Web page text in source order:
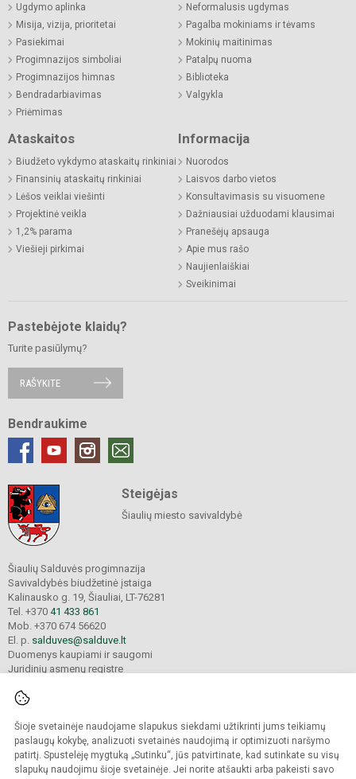
Šioje svetainėje naudojame slapukus siekdami užtikrinti jums teikiamų
paslaugų kokybę, analizuoti svetainės naudojimą ir optimizuoti naršymo
patirtį. Spustelėję mygtuką „Sutinku“, jūs patvirtinate, kad sutinkate su visų
slapukų naudojimu šioje svetainėje. Jei norite atšaukti arba pakeisti savo
Ugdymo aplinka
Misija, vizija, prioritetai
Pasiekimai
Progimnazijos simboliai
Progimnazijos himnas
Bendradarbiavimas
Priėmimas
Neformalusis ugdymas
Pagalba mokiniams ir tėvams
Mokinių maitinimas
Patalpų nuoma
Biblioteka
Valgykla
Ataskaitos
Biudžeto vykdymo ataskaitų rinkiniai
Finansinių ataskaitų rinkiniai
Lėšos veiklai viešinti
Projektinė veikla
1,2% parama
Viešieji pirkimai
Informacija
Nuorodos
Laisvos darbo vietos
Konsultavimasis su visuomene
Dažniausiai užduodami klausimai
Pranešėjų apsauga
Apie mus rašo
Naujienlaiškiai
Sveikinimai
Pastebėjote klaidų?
Turite pasiūlymų?
RAŠYKITE
Bendraukime
Steigėjas
Šiaulių miesto savivaldybė
Šiaulių Salduvės progimnazija
Savivaldybės biudžetinė įstaiga
Kalinausko g. 19, Šiauliai, LT-76281
Tel. +370 41 433 861
Mob. +370 674 56620
El. p. salduves@salduve.lt
Duomenys kaupiami ir saugomi
Juridinių asmenų registre
© 2026. Šiaulių Salduvės progimnazija. Visos teisės saugomos.
Kopijuoti turinį be raštiško įstaigos administracijos sutikimo griežtai draudžiama.